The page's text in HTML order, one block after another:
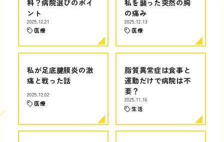
ント
2025.12.21
医療
の痛み
2025.12.13
医療
私が足底腱膜炎の激
痛と戦った話
2025.12.02
医療
脂質異常症は食事と
運動だけで病院は不
要？
2025.11.16
生活